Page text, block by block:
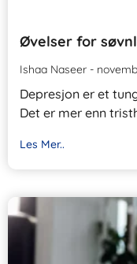
Øvelser for
Ishaa Naseer
Depresjon er et
Det er mer enn
Les Mer..